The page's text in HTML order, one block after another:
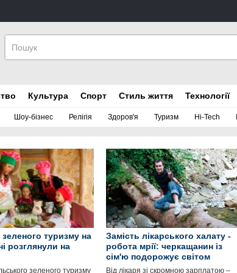
Шоу-бізнес Релігія Здоров'я Туризм Hi-Tech
Культура Спорт Стиль життя Технології
туризму на
розглянули на
зеленого туризму
Замість лікарського халату -
робота мрії: черкащанин із
сім'ю подорожує світом
Від лікаря зі скромною зарплатою –